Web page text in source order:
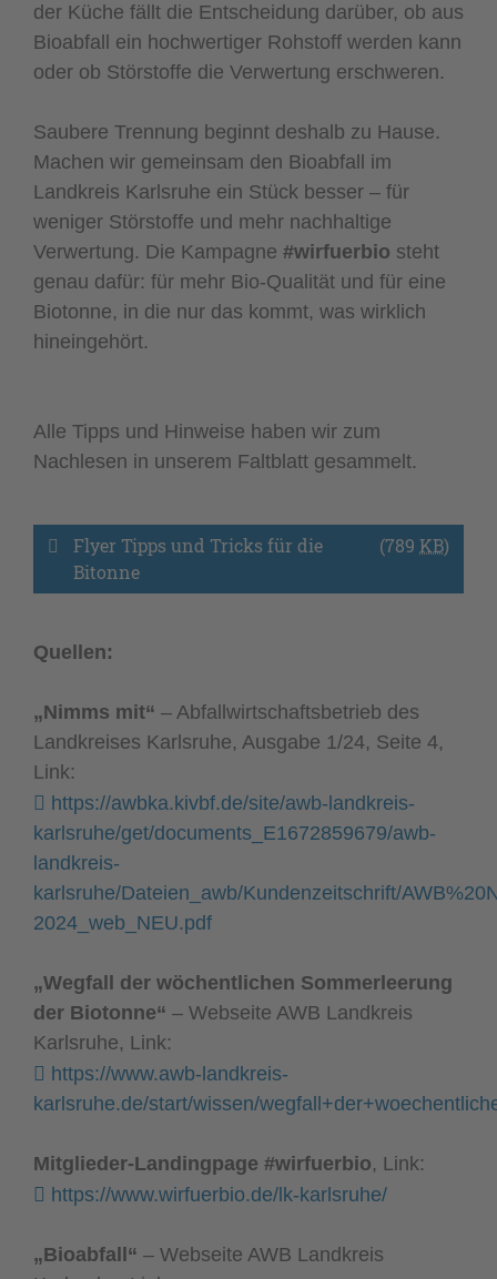
der Küche fällt die Entscheidung darüber, ob aus
Bioabfall ein hochwertiger Rohstoff werden kann
oder ob Störstoffe die Verwertung erschweren.
Saubere Trennung beginnt deshalb zu Hause.
Machen wir gemeinsam den Bioabfall im
Landkreis Karlsruhe ein Stück besser – für
weniger Störstoffe und mehr nachhaltige
Verwertung. Die Kampagne #wirfuerbio steht
genau dafür: für mehr Bio-Qualität und für eine
Biotonne, in die nur das kommt, was wirklich
hineingehört.
Alle Tipps und Hinweise haben wir zum
Nachlesen in unserem Faltblatt gesammelt.
Flyer Tipps und Tricks für die
Bitonne
(789 KB)
Quellen:
„Nimms mit“ – Abfallwirtschaftsbetrieb des
Landkreises Karlsruhe, Ausgabe 1/24, Seite 4,
Link:
https://awbka.kivbf.de/site/awb-landkreis-
karlsruhe/get/documents_E1672859679/awb-
landkreis-
karlsruhe/Dateien_awb/Kundenzeitschrift/
2024_web_NEU.pdf
„Wegfall der wöchentlichen Sommerleerung
der Biotonne“ – Webseite AWB Landkreis
Karlsruhe, Link:
https://www.awb-landkreis-
karlsruhe.de/start/wissen/
Mitglieder-Landingpage #wirfuerbio, Link:
https://www.wirfuerbio.de/lk-karlsruhe/
„Bioabfall“ – Webseite AWB Landkreis